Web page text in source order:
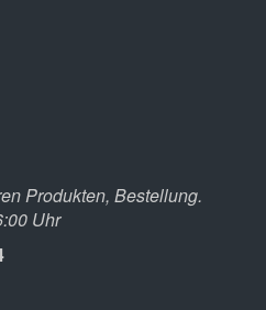
Produkten, Bestellung.
Uhr